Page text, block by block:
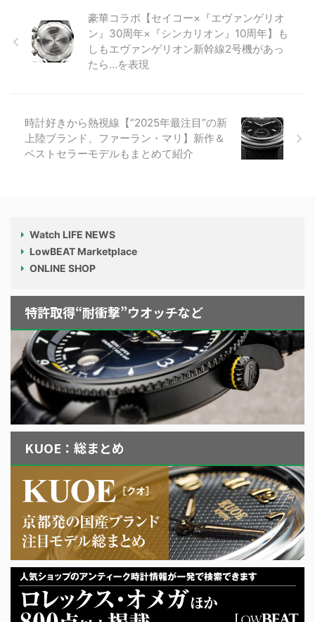
豪華コラボ【セイコー×『エヴァンゲリオ
ン』30周年×『シンカリオン』10周年】も
しもエヴァンゲリオン新幹線2号機があっ
たら…を表現
時計好きから熱視線【“2025年最注目”の新
上陸ブランド、ファーラン・マリ】新作＆
ベストセラーモデルもまとめて紹介
Watch LIFE NEWS
LowBEAT Marketplace
ONLINE SHOP
特許取得“耐衝撃”ウオッチなど
KUOE：総まとめ